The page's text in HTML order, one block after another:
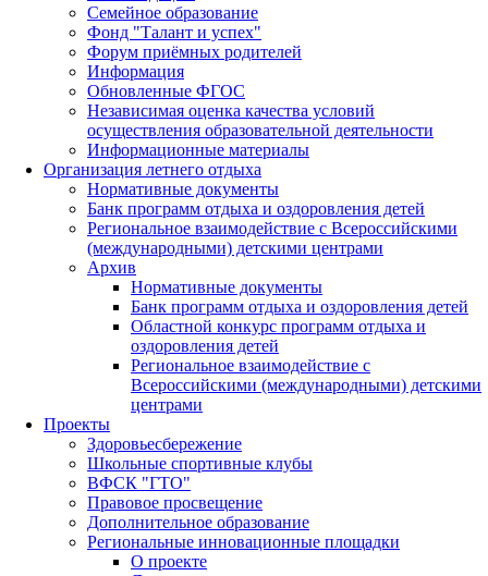
Семейное образование
Фонд "Талант и успех"
Форум приёмных родителей
Информация
Обновленные ФГОС
Независимая оценка качества условий
осуществления образовательной деятельности
Информационные материалы
Организация летнего отдыха
Нормативные документы
Банк программ отдыха и оздоровления детей
Региональное взаимодействие с Всероссийскими
(международными) детскими центрами
Архив
Нормативные документы
Банк программ отдыха и оздоровления детей
Областной конкурс программ отдыха и
оздоровления детей
Региональное взаимодействие с
Всероссийскими (международными) детскими
центрами
Проекты
Здоровьесбережение
Школьные спортивные клубы
ВФСК "ГТО"
Правовое просвещение
Дополнительное образование
Региональные инновационные площадки
О проекте